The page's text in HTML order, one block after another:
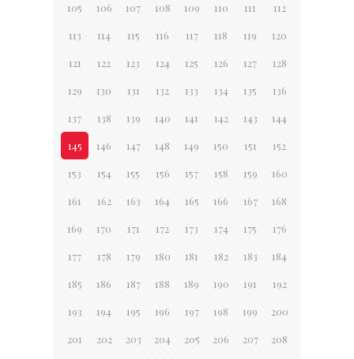
105 106 107 108 109 110 111 112
113 114 115 116 117 118 119 120
121 122 123 124 125 126 127 128
129 130 131 132 133 134 135 136
137 138 139 140 141 142 143 144
145 146 147 148 149 150 151 152
153 154 155 156 157 158 159 160
161 162 163 164 165 166 167 168
169 170 171 172 173 174 175 176
177 178 179 180 181 182 183 184
185 186 187 188 189 190 191 192
193 194 195 196 197 198 199 200
201 202 203 204 205 206 207 208